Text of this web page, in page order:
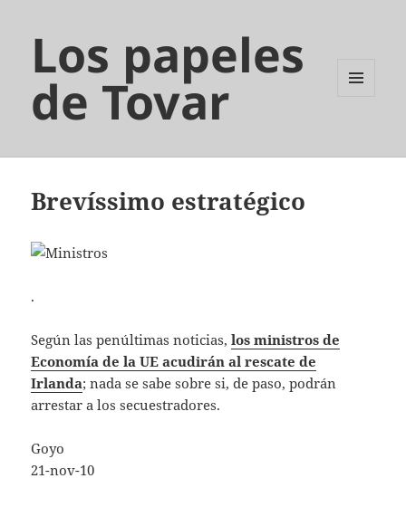
Los papeles
de Tovar
Brevíssimo estratégico
.
Según las penúltimas noticias,los ministros de
Economía de la UE acudirán al rescate de
Irlanda; nada se sabe sobre si, de paso, podrán
arrestar a los secuestradores.
Goyo
21-nov-10